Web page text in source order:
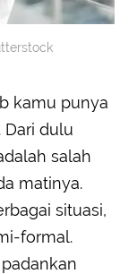
kamu punya
dulu
salah
matinya.
situasi,
formal.